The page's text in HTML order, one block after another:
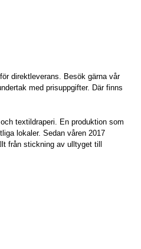
direktleverans. Besök gärna vår
med prisuppgifter. Där finns
textildraperi. En produktion som
lokaler. Sedan våren 2017
från stickning av ulltyget till